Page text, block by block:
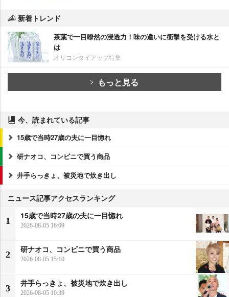
新着トレンド
茶葉で一目瞭然の浸透力！味の違いに衝撃を受ける水と
は
オリコンタイアップ特集
もっと見る
今、読まれている記事
15歳で当時27歳の夫に一目惚れ
研ナオコ、コンビニで買う商品
井手らっきょ、被災地で炊き出し
ニュース記事アクセスランキング
1
15歳で当時27歳の夫に一目惚れ
2026-08-05 16:09
2
研ナオコ、コンビニで買う商品
2026-08-05 15:10
3
井手らっきょ、被災地で炊き出し
2026-08-05 10:39